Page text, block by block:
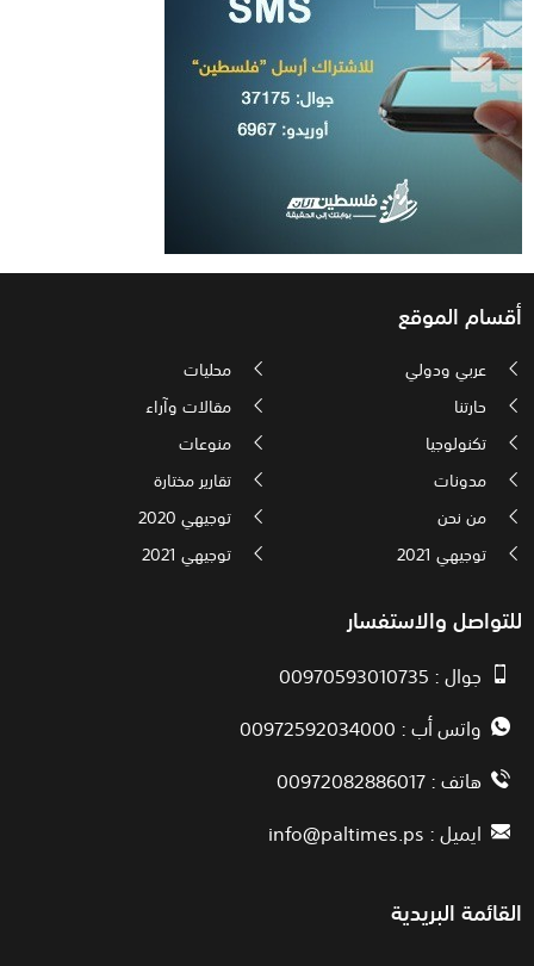
أقسام الموقع
عربي ودولي
محليات
حارتنا
مقالات وآراء
تكنولوجيا
منوعات
مدونات
تقارير مختارة
من نحن
توجيهي 2020
توجيهي 2021
توجيهي 2021
للتواصل والاستفسار
جوال : 00970593010735
واتس أب : 00972592034000
هاتف : 00972082886017
ايميل :info@paltimes.ps
القائمة البريدية